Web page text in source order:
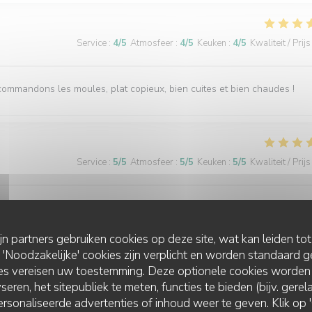
partners gebruiken cookies op deze site, wat kan leiden
cookies zijn verplicht en worden standaard
vereisen uw toestemming. Deze optionele cookies
het sitepubliek te meten, functies te bieden (bijv.
advertenties of inhoud weer te geven. Klik op
Service : 4/5 Atmosfeer : 4/5 Keuken : 4/5 Kwaliteit / Prijs
les moules, plat copieux, bien cuites et bien chaudes !
Service : 5/5 Atmosfeer : 5/5 Keuken : 5/5 Kwaliteit / Prijs
service ( un peu long, mais ça vaut la peine) Bon produits avec un
Service: 5/5 Atmosfeer: 5/5 Keuken: 5/5 Kwaliteit / Prijs